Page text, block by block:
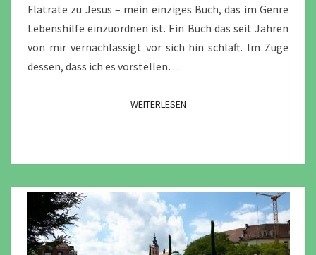
Flatrate zu Jesus – mein einziges Buch, das im Genre
Lebenshilfe einzuordnen ist. Ein Buch das seit Jahren
von mir vernachlässigt vor sich hin schläft. Im Zuge
dessen, dass ich es vorstellen…
WEITERLESENWEITERLESEN